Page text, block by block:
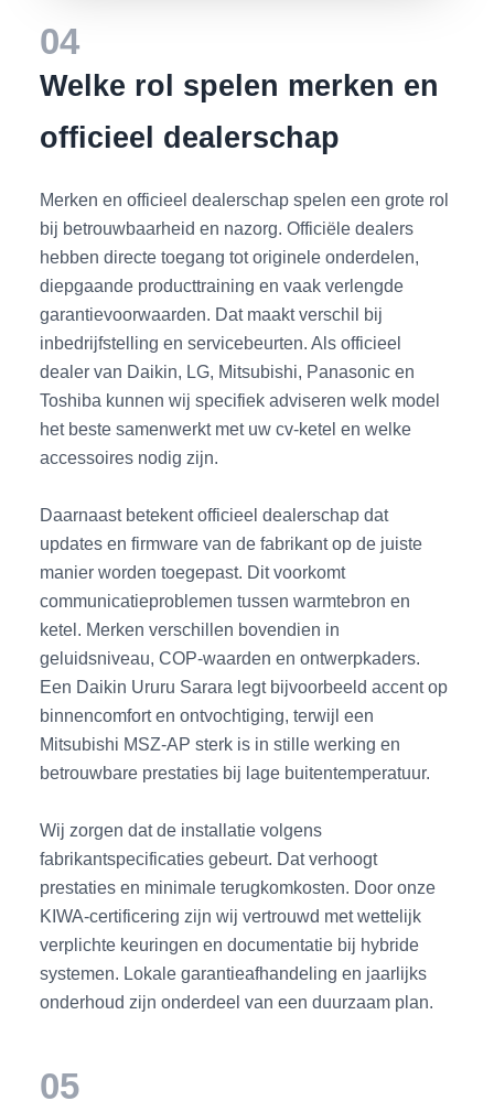
04
Welke rol spelen merken en
officieel dealerschap
Merken en officieel dealerschap spelen een grote rol
bij betrouwbaarheid en nazorg. Officiële dealers
hebben directe toegang tot originele onderdelen,
diepgaande producttraining en vaak verlengde
garantievoorwaarden. Dat maakt verschil bij
inbedrijfstelling en servicebeurten. Als officieel
dealer van Daikin, LG, Mitsubishi, Panasonic en
Toshiba kunnen wij specifiek adviseren welk model
het beste samenwerkt met uw cv-ketel en welke
accessoires nodig zijn.
Daarnaast betekent officieel dealerschap dat
updates en firmware van de fabrikant op de juiste
manier worden toegepast. Dit voorkomt
communicatieproblemen tussen warmtebron en
ketel. Merken verschillen bovendien in
geluidsniveau, COP-waarden en ontwerpkaders.
Een Daikin Ururu Sarara legt bijvoorbeeld accent op
binnencomfort en ontvochtiging, terwijl een
Mitsubishi MSZ-AP sterk is in stille werking en
betrouwbare prestaties bij lage buitentemperatuur.
Wij zorgen dat de installatie volgens
fabrikantspecificaties gebeurt. Dat verhoogt
prestaties en minimale terugkomkosten. Door onze
KIWA-certificering zijn wij vertrouwd met wettelijk
verplichte keuringen en documentatie bij hybride
systemen. Lokale garantieafhandeling en jaarlijks
onderhoud zijn onderdeel van een duurzaam plan.
05